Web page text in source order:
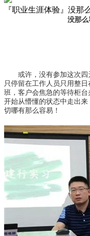
『职业生涯体验』没那
没那
或许，没有参加这次
只停留在工作人员只用整
班，客户会焦急的等待柜
开始从懵懂的状态中走出
切哪有那么容易！